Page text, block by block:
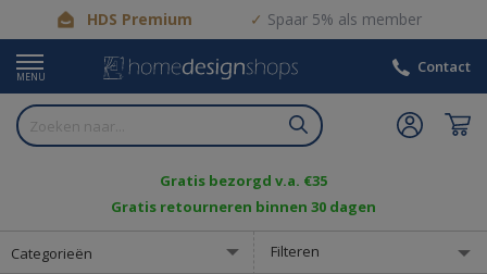
HDS Premium Spaar 5% als member
MENU
Contact
Gratis bezorgd v.a. €35
Gratis retourneren binnen 30 dagen
Categorieën Filteren